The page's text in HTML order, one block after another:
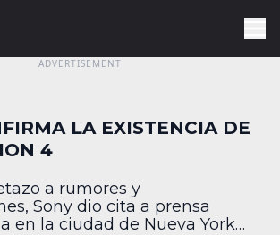
LA EXISTENCIA DE
4
a rumores y
Sony dio cita a prensa
en la ciudad de Nueva York